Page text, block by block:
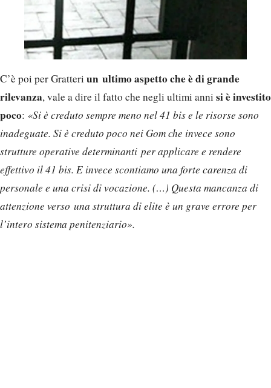
C’è poi per Gratteri un ultimo aspetto che è di grande
rilevanza, vale a dire il fatto che negli ultimi anni si è investito
poco: «Si è creduto sempre meno nel 41 bis e le risorse sono
inadeguate. Si è creduto poco nei Gom che invece sono
strutture operative determinanti per applicare e rendere
effettivo il 41 bis. E invece scontiamo una forte carenza di
personale e una crisi di vocazione. (…) Questa mancanza di
attenzione verso una struttura di elite è un grave errore per
l’intero sistema penitenziario».